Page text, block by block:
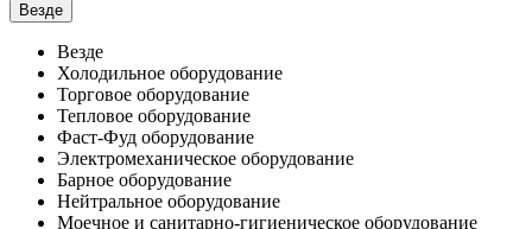
Везде
Везде
Холодильное оборудование
Торговое оборудование
Тепловое оборудование
Фаст-Фуд оборудование
Электромеханическое оборудование
Барное оборудование
Нейтральное оборудование
Моечное и санитарно-гигиеническое оборудование